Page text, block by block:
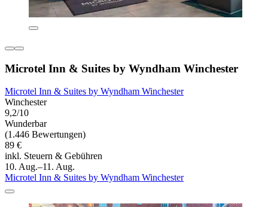
Microtel Inn & Suites by Wyndham Winchester
Microtel Inn & Suites by Wyndham Winchester
Winchester
9,2/10
Wunderbar
(1.446 Bewertungen)
89 €
inkl. Steuern & Gebühren
10. Aug.–11. Aug.
Microtel Inn & Suites by Wyndham Winchester